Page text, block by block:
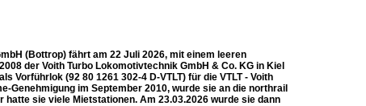
(Bottrop) fährt am 22 Juli 2026, mit einem leeren
der Voith Turbo Lokomotivtechnik GmbH & Co. KG in Kiel
Vorführlok (92 80 1261 302-4 D-VTLT) für die VTLT - Voith
Genehmigung im September 2010, wurde sie an die northrail
sie viele Mietstationen. Am 23.03.2026 wurde sie dann